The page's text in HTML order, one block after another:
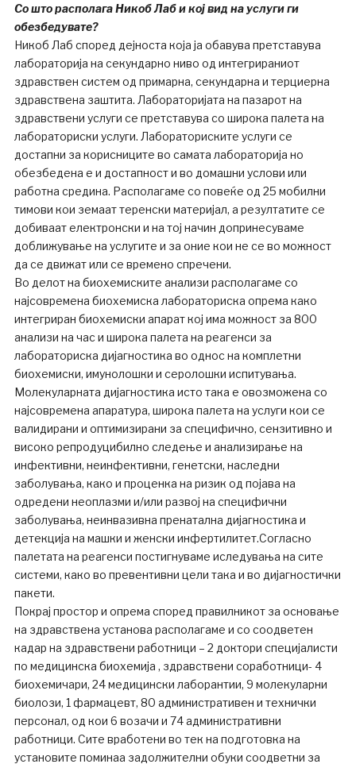
Со што располага Никоб Лаб и кој вид на услуги ги
обезбедувате?
Никоб Лаб според дејноста која ја обавува претставува
лабораторија на секундарно ниво од интегрираниот
здравствен систем од примарна, секундарна и терциерна
здравствена заштита. Лабораторијата на пазарот на
здравствени услуги се претставува со широка палета на
лабораториски услуги. Лабораториските услуги се
достапни за корисниците во самата лабораторија но
обезбедена е и достапност и во домашни услови или
работна средина. Располагаме со повеќе од 25 мобилни
тимови кои земаат теренски материјал, а резултатите се
добиваат електронски и на тој начин допринесуваме
доближување на услугите и за оние кои не се во можност
да се движат или се времено спречени.
Во делот на биохемиските анализи располагаме со
најсовремена биохемиска лабораториска опрема како
интегриран биохемиски апарат кој има можност за 800
анализи на час и широка палета на реагенси за
лабораториска дијагностика во однос на комплетни
биохемиски, имунолошки и серолошки испитувања.
Молекуларната дијагностика исто така е овозможена со
најсовремена апаратура, широка палета на услуги кои се
валидирани и оптимизирани за специфично, сензитивно и
високо репродуцибилно следење и анализирање на
инфективни, неинфективни, генетски, наследни
заболувања, како и проценка на ризик од појава на
одредени неоплазми и/или развој на специфични
заболувања, неинвазивна пренатална дијагностика и
детекција на машки и женски инфертилитет.Согласно
палетата на реагенси постигнуваме иследувања на сите
системи, како во превентивни цели така и во дијагностички
пакети.
Покрај простор и опрема според правилникот за основање
на здравствена установа располагаме и со соодветен
кадар на здравствени работници – 2 доктори специјалисти
по медицинска биохемија , здравствени соработници- 4
биохемичари, 24 медицински лаборантии, 9 молекуларни
биолози, 1 фармацевт, 80 административен и технички
персонал, од кои 6 возачи и 74 административни
работници. Сите вработени во тек на подготовка на
установите поминаа задолжителни обуки соодветни за